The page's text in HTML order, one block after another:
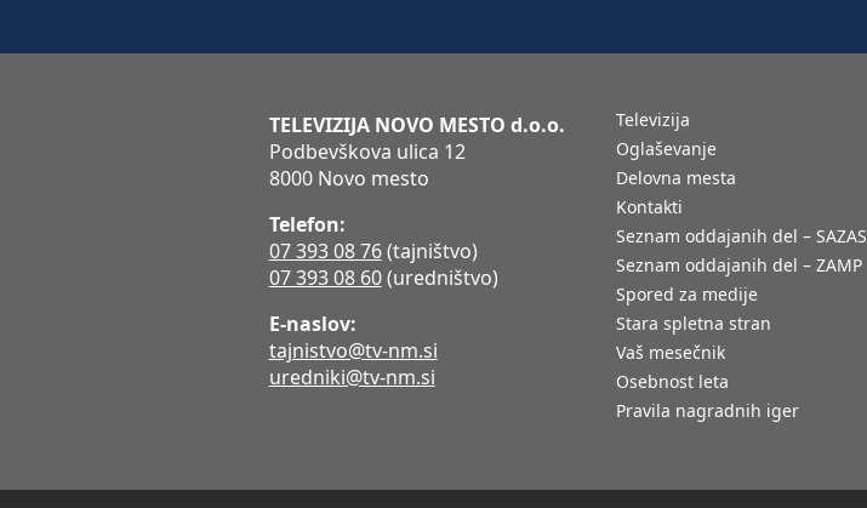
TELEVIZIJA NOVO MESTO d.o.o.
Podbevškova ulica 12
8000 Novo mesto
Telefon:
07 393 08 76(tajništvo)
07 393 08 60(uredništvo)
E-naslov:
tajnistvo@tv-nm.si
uredniki@tv-nm.si
Televizija
Oglaševanje
Delovna mesta
Kontakti
Seznam oddajanih del – SAZAS
Seznam oddajanih del – ZAMP
Spored za medije
Stara spletna stran
Vaš mesečnik
Osebnost leta
Pravila nagradnih iger